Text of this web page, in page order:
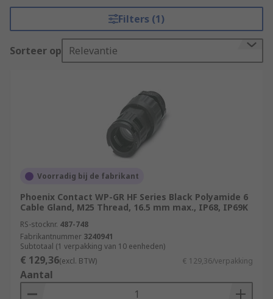
Filters (1)
Sorteer op Relevantie
Voorradig bij de fabrikant
Phoenix Contact WP-GR HF Series Black Polyamide 6
Cable Gland, M25 Thread, 16.5 mm max., IP68, IP69K
RS-stocknr. 487-748
Fabrikantnummer 3240941
Subtotaal (1 verpakking van 10 eenheden)
€ 129,36(excl. BTW) € 129,36/verpakking
Aantal